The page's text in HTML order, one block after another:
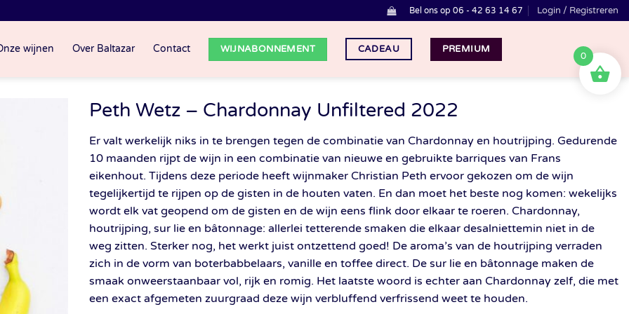
Bel ons op 06 - 42 63 14 67 Login / Registreren
wijnen Over Baltazar Contact WIJNABONNEMENT CADEAU PREMIUM
Peth Wetz – Chardonnay Unfiltered 2022
Er valt werkelijk niks in te brengen tegen de combinatie van Chardonnay en houtrijping. Gedurende
10 maanden rijpt de wijn in een combinatie van nieuwe en gebruikte barriques van Frans
eikenhout. Tijdens deze periode heeft wijnmaker Christian Peth ervoor gekozen om de wijn
tegelijkertijd te rijpen op de gisten in de houten vaten. En dan moet het beste nog komen: wekelijks
wordt elk vat geopend om de gisten en de wijn eens flink door elkaar te roeren. Chardonnay,
houtrijping, sur lie en bâtonnage: allerlei tetterende smaken die elkaar desalniettemin niet in de
weg zitten. Sterker nog, het werkt juist ontzettend goed! De aroma’s van de houtrijping verraden
zich in de vorm van boterbabbelaars, vanille en toffee direct. De sur lie en bâtonnage maken de
smaak onweerstaanbaar vol, rijk en romig. Het laatste woord is echter aan Chardonnay zelf, die met
een exact afgemeten zuurgraad deze wijn verbluffend verfrissend weet te houden.
0